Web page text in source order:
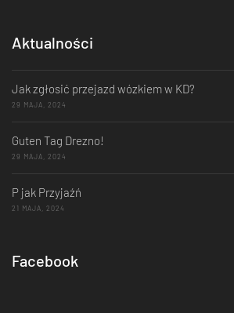
Aktualności
Jak zgłosić przejazd wózkiem w KD?
29 MAJA, 2024
Guten Tag Drezno!
29 MAJA, 2024
P jak Przyjaźń
21 MAJA, 2024
Facebook